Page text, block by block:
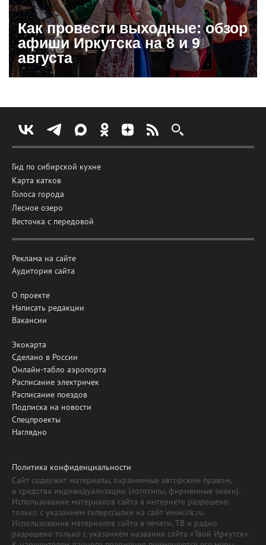
Как провести выходные: обзор
афиши Иркутска на 8 и 9
августа
Гид по сибирской кухне
Карта катков
Голоса города
Лесное озеро
Весточка с передовой
Реклама на сайте
Аудитория сайта
О проекте
Написать редакции
Вакансии
Экокарта
Сделано в России
Онлайн-табло аэропорта
Расписание электричек
Расписание поездов
Подписка на новости
Спецпроекты
Наглядно
Политика конфиденциальности
Сайт содержит материалы, охраняемые авторским правом,
и средства индивидуализации (логотипы, фирменные знаки).
Использование материалов сайта в интернете разрешено
только с указанием гиперссылки на сайт www.irk.ru.
Использование материалов сайта в печати, ТВ и радио
разрешено только с указанием названия сайта «Твой Иркутск».